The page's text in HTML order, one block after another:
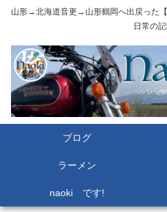
山形→北海道音更→山形鶴岡へ出戻った
日常の
ブログ
ラーメン
naoki です!